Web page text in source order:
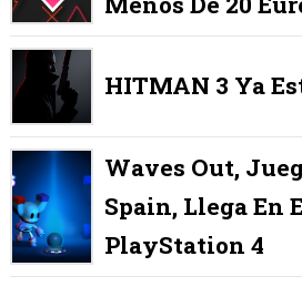
HITMAN 3 Ya
Waves Out,
Spain, Llega En
PlayStation 4